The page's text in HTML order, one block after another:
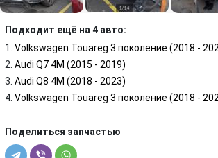
Подходит ещё на 4 авто:
Volkswagen Touareg 3 поколение (2018 -
Audi Q7 4M (2015 - 2019)
Audi Q8 4M (2018 - 2023)
Volkswagen Touareg 3 поколение (2018 -
Поделиться запчастью